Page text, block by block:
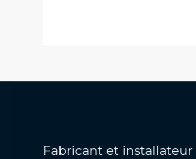
Fabricant et installateur